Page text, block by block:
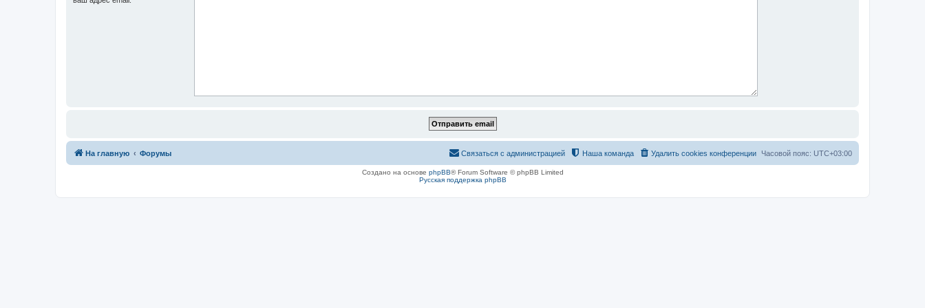
На главную Форумы Часовой пояс: UTC+03:00
Удалить cookies конференции
Наша команда
Связаться с администрацией
Создано на основе phpBB® Forum Software © phpBB Limited
Русская поддержка phpBB